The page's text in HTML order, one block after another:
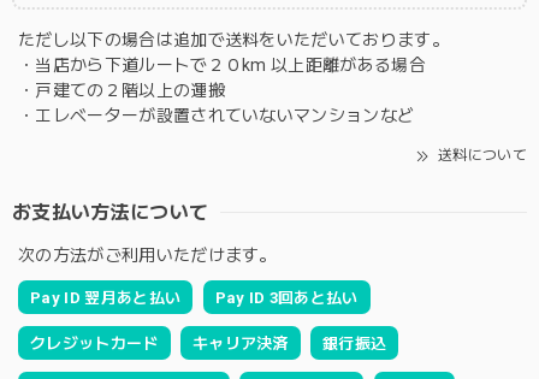
ただし以下の場合は追加で送料をいただいております。
・当店から下道ルートで２０km 以上距離がある場合
・戸建ての２階以上の運搬
・エレベーターが設置されていないマンションなど
送料について
お支払い方法について
次の方法がご利用いただけます。
Pay ID 翌月あと払い Pay ID 3回あと払い
クレジットカード キャリア決済 銀行振込